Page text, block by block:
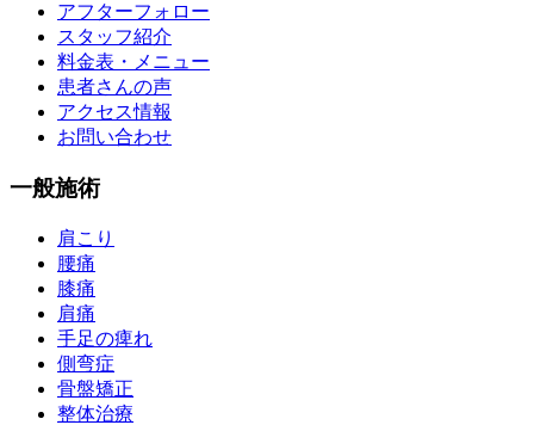
アフターフォロー
スタッフ紹介
料金表・メニュー
患者さんの声
アクセス情報
お問い合わせ
一般施術
肩こり
腰痛
膝痛
肩痛
手足の痺れ
側弯症
骨盤矯正
整体治療